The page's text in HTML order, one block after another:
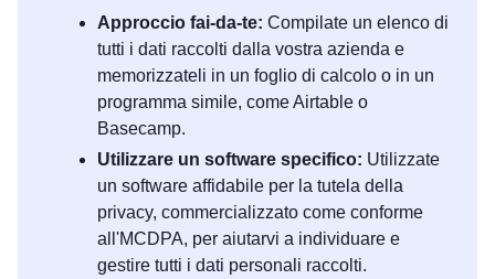
Approccio fai-da-te: Compilate un elenco di
tutti i dati raccolti dalla vostra azienda e
memorizzateli in un foglio di calcolo o in un
programma simile, come Airtable o
Basecamp.
Utilizzare un software specifico: Utilizzate
un software affidabile per la tutela della
privacy, commercializzato come conforme
all'MCDPA, per aiutarvi a individuare e
gestire tutti i dati personali raccolti.